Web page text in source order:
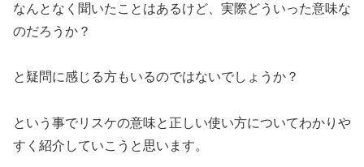
なんとなく聞いたことはあるけど、実際どういった意味な
のだろうか？
と疑問に感じる方もいるのではないでしょうか？
という事でリスケの意味と正しい使い方についてわかりや
すく紹介していこうと思います。